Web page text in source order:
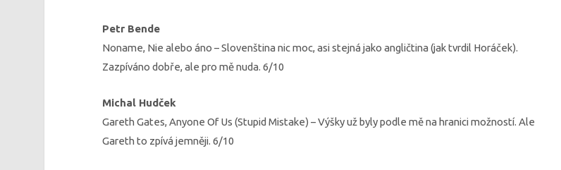
Petr Bende
Noname, Nie alebo áno – Slovenština nic moc, asi stejná jako angličtina (jak tvrdil Horáček).
Zazpíváno dobře, ale pro mě nuda. 6/10
Michal Hudček
Gareth Gates, Anyone Of Us (Stupid Mistake) – Výšky už byly podle mě na hranici možností. Ale
Gareth to zpívá jemněji. 6/10